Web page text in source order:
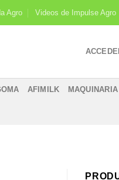
Agro Videos de Impulse Agro
AFIMILK